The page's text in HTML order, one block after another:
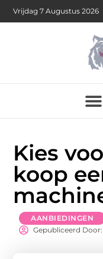
Vrijdag 7 Augustus 2026
Kies
koop
AANBIEDINGEN
Gepubliceerd